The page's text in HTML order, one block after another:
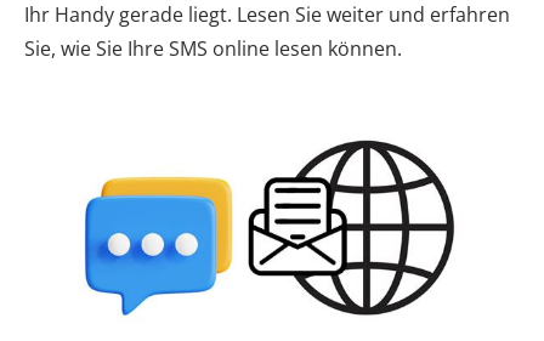
Ihr Handy gerade liegt. Lesen Sie weiter und erfahren
Sie, wie Sie Ihre SMS online lesen können.